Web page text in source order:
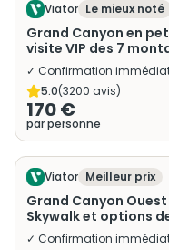
Viator Le mieux noté
Grand Canyon en
visite VIP des 7
✓ Confirmation
5.0(3200 avis)
170 €
par personne
Viator Meilleur prix
Grand Canyon
Skywalk et options
✓ Confirmation